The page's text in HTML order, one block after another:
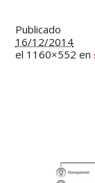
Publicado
16/12/2014
el 1160×552 en